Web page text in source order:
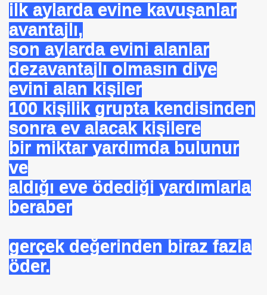
ilk aylarda evine kavuşanlar
avantajlı,
son aylarda evini alanlar
dezavantajlı olmasın diye
evini alan kişiler
100 kişilik grupta kendisinden
sonra ev alacak kişilere
bir miktar yardımda bulunur
ve
aldığı eve ödediği yardımlarla
beraber
gerçek değerinden biraz fazla
öder.
İMAM NEDEN ATILDI
OL
Enerji Düzenleyicileri Konfederasyonu